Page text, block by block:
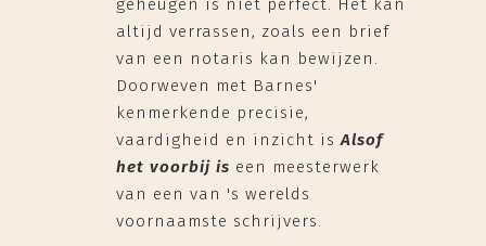
altijd verrassen, zoals een brief
van een notaris kan bewijzen.
Doorweven met Barnes'
kenmerkende precisie,
vaardigheid en inzicht isAlsof
het voorbijis een meesterwerk
van een van 's werelds
voornaamste schrijvers.